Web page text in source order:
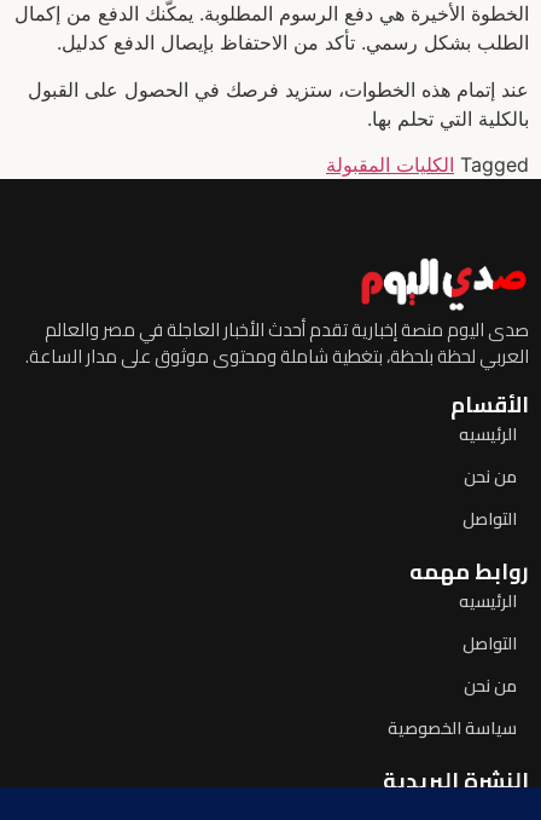
الخطوة الأخيرة هي دفع الرسوم المطلوبة. يمكّنك الدفع من إكمال
الطلب بشكل رسمي. تأكد من الاحتفاظ بإيصال الدفع كدليل.
عند إتمام هذه الخطوات، ستزيد فرصك في الحصول على القبول
بالكلية التي تحلم بها.
Tagged الكليات المقبولة
صدى اليوم منصة إخبارية تقدم أحدث الأخبار العاجلة في مصر والعالم
العربي لحظة بلحظة، بتغطية شاملة ومحتوى موثوق على مدار الساعة.
الأقسام
الرئيسيه
من نحن
التواصل
روابط مهمه
الرئيسيه
التواصل
من نحن
سياسة الخصوصية
النشرة البريدية